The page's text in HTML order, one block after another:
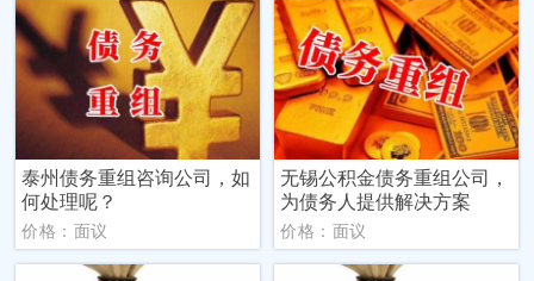
泰州债务重组咨询公司，如
何处理呢？
价格：面议
无锡公积金债务重组公司，
为债务人提供解决方案
价格：面议